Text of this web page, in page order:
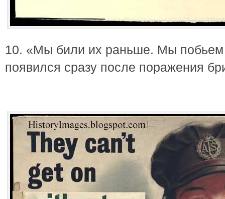
10. «Мы били их раньше. Мы побьем
появился сразу после поражения